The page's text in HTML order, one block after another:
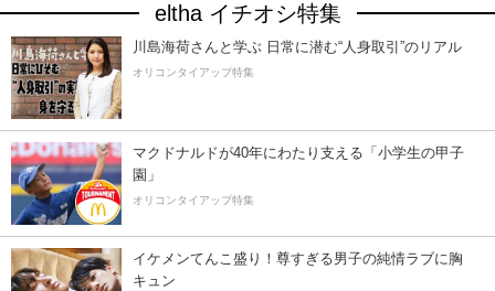
eltha イチオシ特集
川島海荷さんと学ぶ 日常に潜む“人身取引”のリアル
オリコンタイアップ特集
マクドナルドが40年にわたり支える「小学生の甲子
園」
オリコンタイアップ特集
イケメンてんこ盛り！尊すぎる男子の純情ラブに胸
キュン